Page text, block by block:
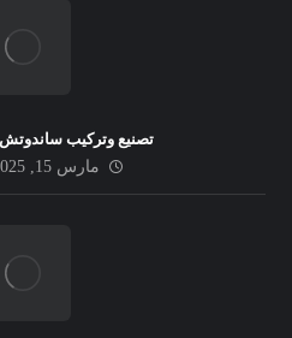
تصنيع وتركيب
مارس 15, 2025